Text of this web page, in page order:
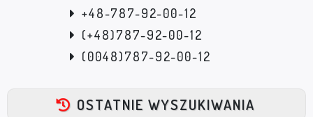
+48-787-92-00-12
(+48)787-92-00-12
(0048)787-92-00-12
OSTATNIE WYSZUKIWANIA